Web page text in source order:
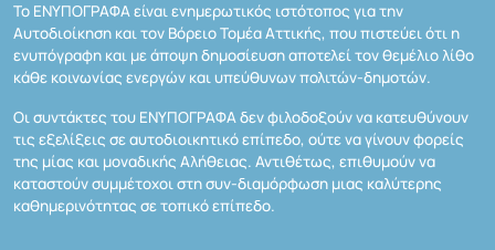
Το ΕΝΥΠΟΓΡΑΦΑ είναι ενημερωτικός ιστότοπος για την
Αυτοδιοίκηση και τον Βόρειο Τομέα Αττικής, που πιστεύει ότι η
ενυπόγραφη και με άποψη δημοσίευση αποτελεί τον θεμέλιο λίθο
κάθε κοινωνίας ενεργών και υπεύθυνων πολιτών-δημοτών.
Οι συντάκτες του ΕΝΥΠΟΓΡΑΦΑ δεν φιλοδοξούν να κατευθύνουν
τις εξελίξεις σε αυτοδιοικητικό επίπεδο, ούτε να γίνουν φορείς
της μίας και μοναδικής Αλήθειας. Αντιθέτως, επιθυμούν να
καταστούν συμμέτοχοι στη συν-διαμόρφωση μιας καλύτερης
καθημερινότητας σε τοπικό επίπεδο.